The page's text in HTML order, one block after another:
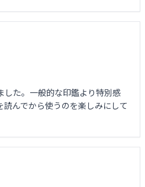
した。一般的な印鑑より特別感
んでから使うのを楽しみにして